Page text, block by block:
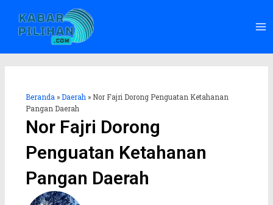
konten
Beranda » Daerah » Nor Fajri Dorong Penguatan Ketahanan
Pangan Daerah
Nor Fajri Dorong
Penguatan Ketahanan
Pangan Daerah